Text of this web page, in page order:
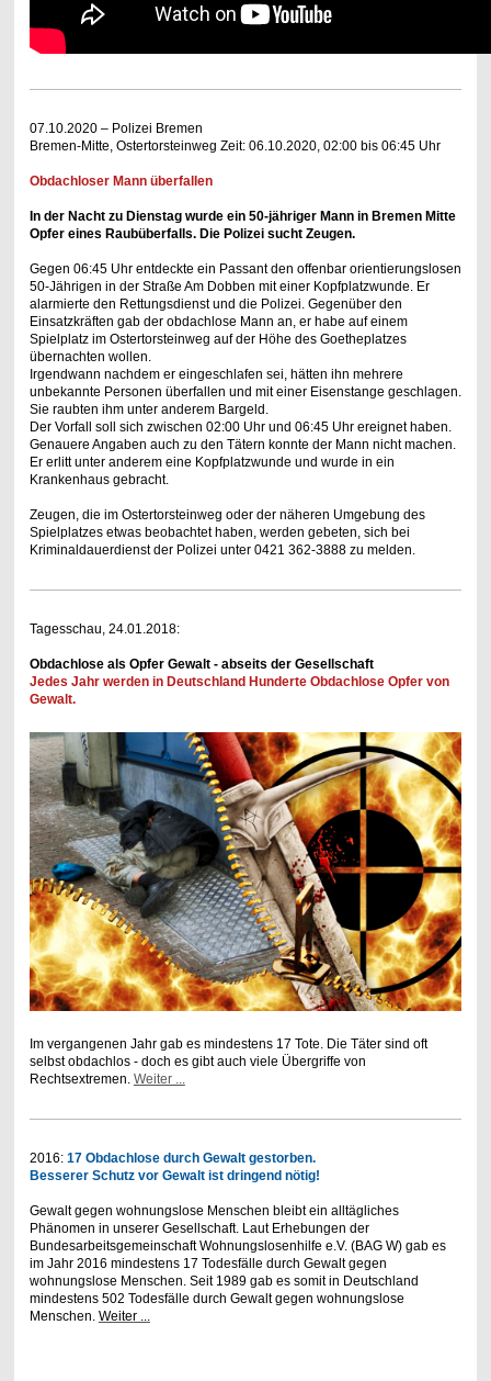
07.10.2020 – Polizei Bremen
Bremen-Mitte, Ostertorsteinweg Zeit: 06.10.2020, 02:00 bis 06:45 Uhr
Obdachloser Mann überfallen
In der Nacht zu Dienstag wurde ein 50-jähriger Mann in Bremen Mitte
Opfer eines Raubüberfalls. Die Polizei sucht Zeugen.
Gegen 06:45 Uhr entdeckte ein Passant den offenbar orientierungslosen
50-Jährigen in der Straße Am Dobben mit einer Kopfplatzwunde. Er
alarmierte den Rettungsdienst und die Polizei. Gegenüber den
Einsatzkräften gab der obdachlose Mann an, er habe auf einem
Spielplatz im Ostertorsteinweg auf der Höhe des Goetheplatzes
übernachten wollen.
Irgendwann nachdem er eingeschlafen sei, hätten ihn mehrere
unbekannte Personen überfallen und mit einer Eisenstange geschlagen.
Sie raubten ihm unter anderem Bargeld.
Der Vorfall soll sich zwischen 02:00 Uhr und 06:45 Uhr ereignet haben.
Genauere Angaben auch zu den Tätern konnte der Mann nicht machen.
Er erlitt unter anderem eine Kopfplatzwunde und wurde in ein
Krankenhaus gebracht.
Zeugen, die im Ostertorsteinweg oder der näheren Umgebung des
Spielplatzes etwas beobachtet haben, werden gebeten, sich bei
Kriminaldauerdienst der Polizei unter 0421 362-3888 zu melden.
Tagesschau, 24.01.2018:
Obdachlose als Opfer Gewalt - abseits der Gesellschaft
Jedes Jahr werden in Deutschland Hunderte Obdachlose Opfer von
Gewalt.
Im vergangenen Jahr gab es mindestens 17 Tote. Die Täter sind oft
selbst obdachlos - doch es gibt auch viele Übergriffe von
Rechtsextremen. Weiter ...
2016: 17 Obdachlose durch Gewalt gestorben.
Besserer Schutz vor Gewalt ist dringend nötig!
Gewalt gegen wohnungslose Menschen bleibt ein alltägliches
Phänomen in unserer Gesellschaft. Laut Erhebungen der
Bundesarbeitsgemeinschaft Wohnungslosenhilfe e.V. (BAG W) gab es
im Jahr 2016 mindestens 17 Todesfälle durch Gewalt gegen
wohnungslose Menschen. Seit 1989 gab es somit in Deutschland
mindestens 502 Todesfälle durch Gewalt gegen wohnungslose
Menschen. Weiter ...